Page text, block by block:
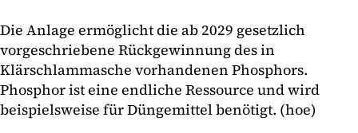
Die Anlage ermöglicht die ab 2029 gesetzlich
vorgeschriebene Rückgewinnung des in
Klärschlammasche vorhandenen Phosphors.
Phosphor ist eine endliche Ressource und wird
beispielsweise für Düngemittel benötigt. (hoe)